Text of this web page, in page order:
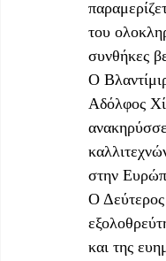
του
συνθήκες
Ο
Αδόλφος
στην
Ο Δεύτερος
και της